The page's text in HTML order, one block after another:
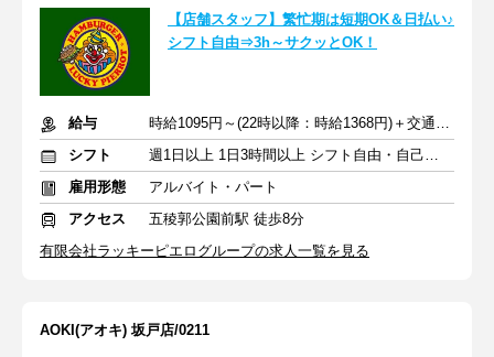
【店舗スタッフ】繁忙期は短期OK＆日払い♪
シフト自由⇒3h～サクッとOK！
給与
時給1095円～(22時以降：時給1368円)＋交通費規定支給
シフト
週1日以上 1日3時間以上 シフト自由・自己申告
雇用形態
アルバイト・パート
アクセス
五稜郭公園前駅 徒歩8分
有限会社ラッキーピエログループの求人一覧を見る
AOKI(アオキ) 坂戸店/0211